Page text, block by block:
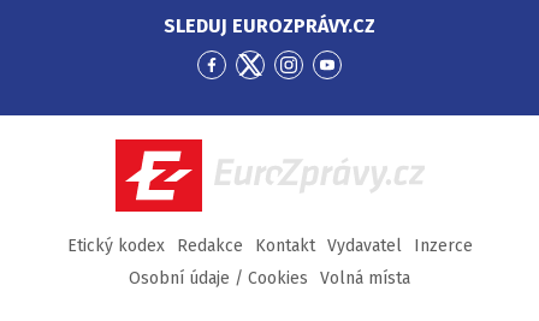
SLEDUJ EUROZPRÁVY.CZ
Přejít
Facebook
Přejít
Twitter
Přejít
Instagram
Přejít
YouTube
EuroZprávy.cz
Etický kodex Redakce Kontakt Vydavatel
Inzerce
Osobní údaje / Cookies
Volná místa